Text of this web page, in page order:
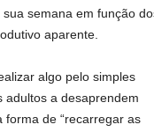
semana em função
aparente.
algo pelo simples
adultos a desaprendem
de “recarregar as